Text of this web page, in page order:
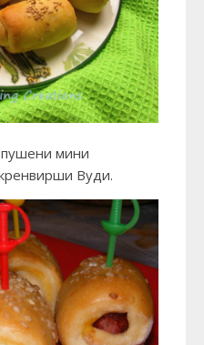
пушени мини
Вуди.